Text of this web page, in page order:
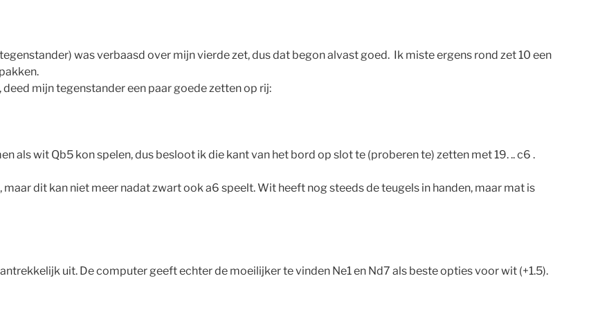
was verbaasd over mijn vierde zet, dus dat begon alvast goed. Ik miste ergens rond zet 10 een
mijn tegenstander een paar goede zetten op rij:
als wit Qb5 kon spelen, dus besloot ik die kant van het bord op slot te (proberen te) zetten met 19. .. c6 .
dit kan niet meer nadat zwart ook a6 speelt. Wit heeft nog steeds de teugels in handen, maar mat is
uit. De computer geeft echter de moeilijker te vinden Ne1 en Nd7 als beste opties voor wit (+1.5).